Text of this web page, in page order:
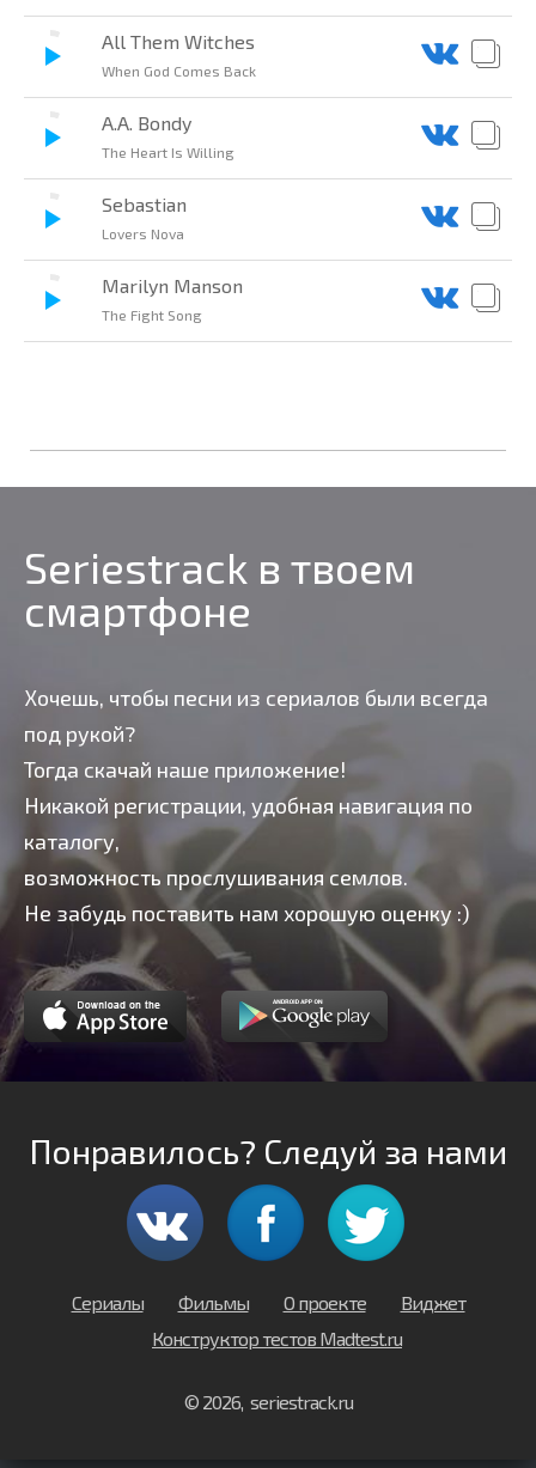
All Them Witches
When God Comes Back
A.A. Bondy
The Heart Is Willing
Sebastian
Lovers Nova
Marilyn Manson
The Fight Song
Seriestrack в твоем
смартфоне
Хочешь, чтобы песни из сериалов были всегда
под рукой?
Тогда скачай наше приложение!
Никакой регистрации, удобная навигация по
каталогу,
возможность прослушивания семлов.
Не забудь поставить нам хорошую оценку :)
Понравилось? Следуй за нами
Сериалы Фильмы О проекте
Виджет
Конструктор тестов Madtest.ru
© 2026, seriestrack.ru